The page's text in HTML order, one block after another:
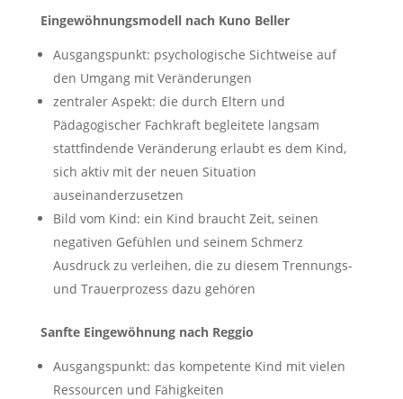
Eingewöhnungsmodell nach Kuno Beller
Ausgangspunkt: psychologische Sichtweise auf
den Umgang mit Veränderungen
zentraler Aspekt: die durch Eltern und
Pädagogischer Fachkraft begleitete langsam
stattfindende Veränderung erlaubt es dem Kind,
sich aktiv mit der neuen Situation
auseinanderzusetzen
Bild vom Kind: ein Kind braucht Zeit, seinen
negativen Gefühlen und seinem Schmerz
Ausdruck zu verleihen, die zu diesem Trennungs-
und Trauerprozess dazu gehören
Sanfte Eingewöhnung nach Reggio
Ausgangspunkt: das kompetente Kind mit vielen
Ressourcen und Fähigkeiten